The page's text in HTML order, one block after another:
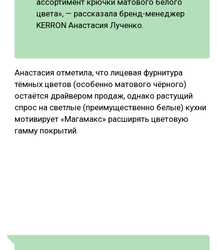
ассортимент крючки матового белого
цвета», — рассказала бренд-менеджер
KERRON Анастасия Лученко.
Анастасия отметила, что лицевая фурнитура
тёмных цветов (особенно матового чёрного)
остаётся драйвером продаж, однако растущий
спрос на светлые (преимущественно белые) кухни
мотивирует «Магамакс» расширять цветовую
гамму покрытий.